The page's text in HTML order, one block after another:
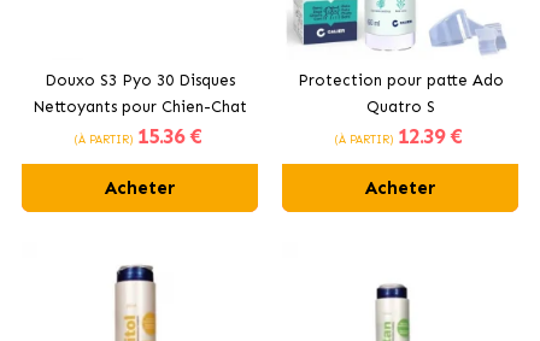
Douxo S3 Pyo 30 Disques
Nettoyants pour Chien-Chat
(À PARTIR) 15.36 €
Acheter
Protection pour patte Ado
Quatro S
(À PARTIR) 12.39 €
Acheter